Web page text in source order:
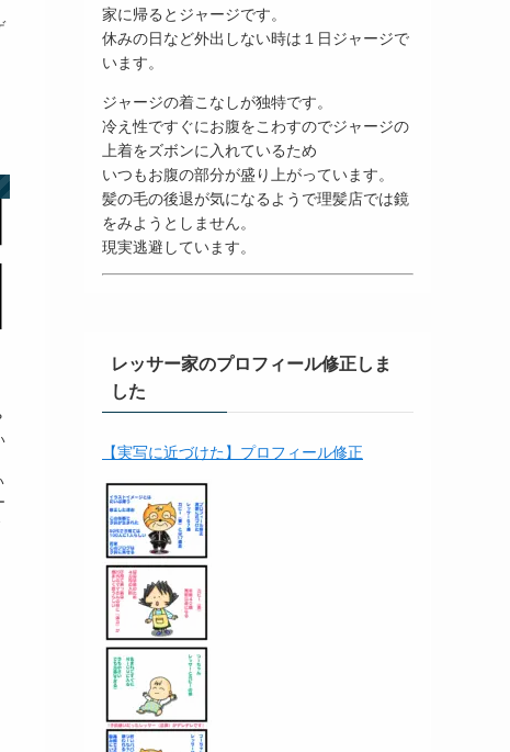
家に帰るとジャージです。
休みの日など外出しない時は１日ジャージで
います。
ジャージの着こなしが独特です。
冷え性ですぐにお腹をこわすのでジャージの
上着をズボンに入れているため
いつもお腹の部分が盛り上がっています。
髪の毛の後退が気になるようで理髪店では鏡
をみようとしません。
現実逃避しています。
レッサー家のプロフィール修正しま
した
【実写に近づけた】プロフィール修正